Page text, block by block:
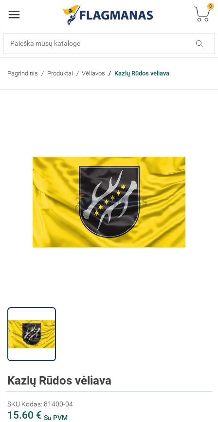
0
Pagrindinis Produktai Vėliavos Kazlų Rūdos vėliava
Kazlų Rūdos vėliava
SKU Kodas: 81400-04
15.60 € Su PVM